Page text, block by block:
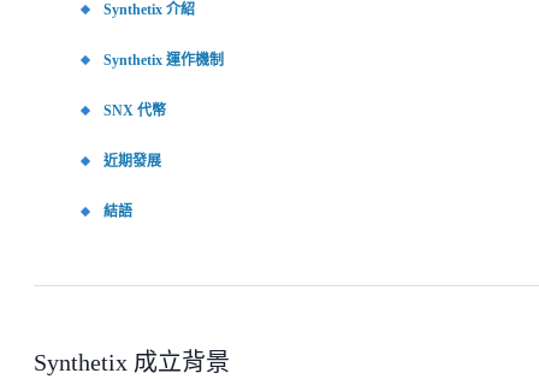
Synthetix 介紹
Synthetix 運作機制
SNX 代幣
近期發展
結語
Synthetix 成立背景